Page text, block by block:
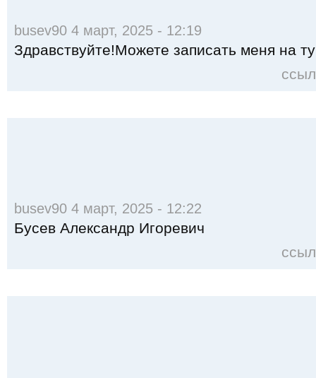
busev90 4 март, 2025 - 12:19
Здравствуйте!Можете записать меня на
busev90 4 март, 2025 - 12:22
Бусев Александр Игоревич